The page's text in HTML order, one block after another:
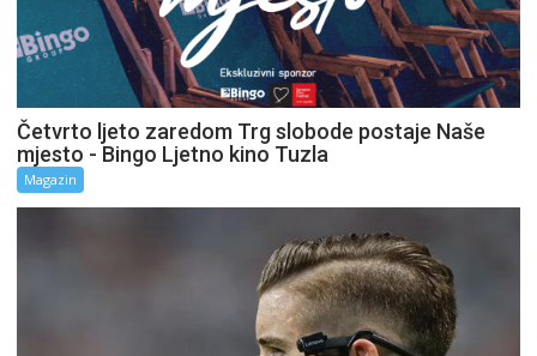
Četvrto ljeto zaredom Trg slobode postaje Naše
mjesto - Bingo Ljetno kino Tuzla
Magazin